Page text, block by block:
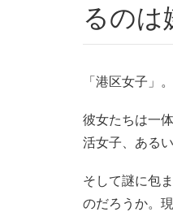
るのは
「港区女子」
彼女たちは一
活女子、ある
そして謎に包
のだろうか。